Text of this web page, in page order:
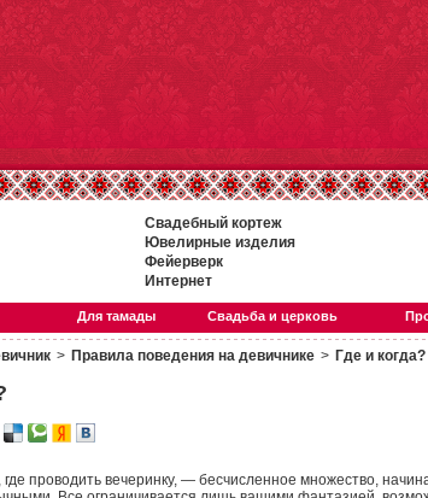
Свадебный кортеж
Ювелирные изделия
Фейерверк
Интернет
Для тамады Свадьба и церковь
> Правила поведения на девичнике > Где и когда?
проводить вечеринку, — бесчисленное множество,